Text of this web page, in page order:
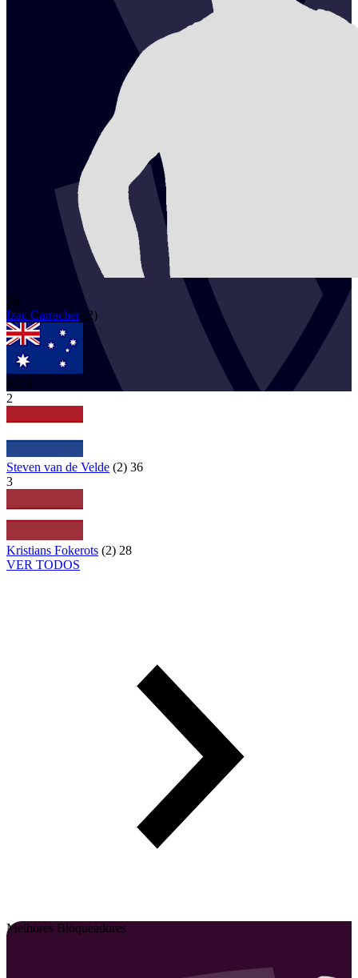
36
Izac Carracher (2)
AUS
2
Steven van de Velde (2) 36
3
Kristians Fokerots (2) 28
VER TODOS
Melhores Bloqueadores